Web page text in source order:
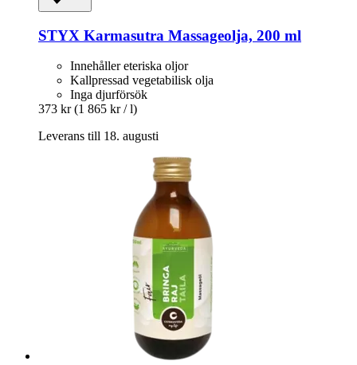
STYX Karmasutra Massageolja, 200 ml
Innehåller eteriska oljor
Kallpressad vegetabilisk olja
Inga djurförsök
373 kr (1 865 kr / l)
Leverans till 18. augusti